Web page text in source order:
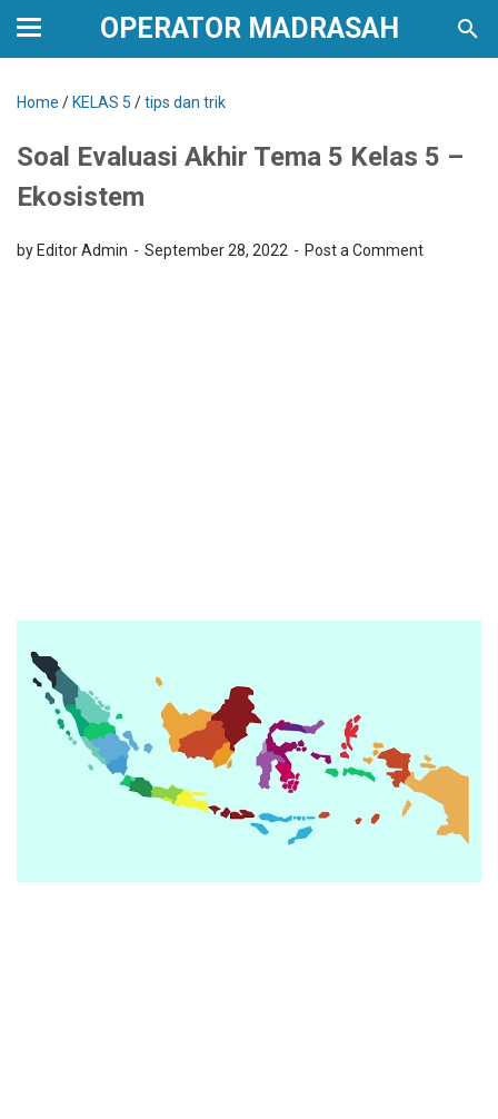
OPERATOR MADRASAH
Home / KELAS 5 /tips dan trik
Soal Evaluasi Akhir Tema 5 Kelas 5 –
Ekosistem
by Editor Admin September 28, 2022 Post a Comment